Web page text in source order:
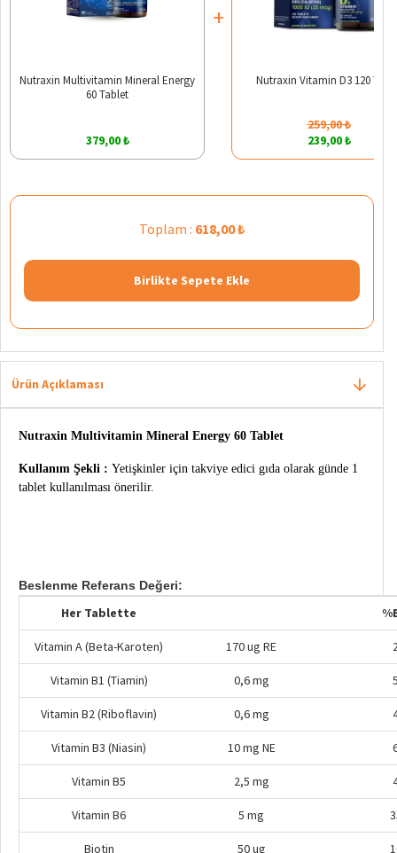
Nutraxin Multivitamin Mineral Energy
60 Tablet
379,00 ₺
+
Nutraxin Vitamin D3 120
259,00 ₺
239,00 ₺
Toplam : 618,00 ₺
Birlikte Sepete Ekle
Ürün Açıklaması
Nutraxin Multivitamin Mineral Energy 60 Tablet
Kullanım Şekli : Yetişkinler için takviye edici gıda olarak günde 1
tablet kullanılması önerilir.
Beslenme Referans Değeri:
Her Tablette
Vitamin A (Beta-Karoten) 170 ug RE
Vitamin B1 (Tiamin) 0,6 mg
Vitamin B2 (Riboflavin) 0,6 mg
Vitamin B3 (Niasin) 10 mg NE
Vitamin B5 2,5 mg
Vitamin B6 5 mg
Biotin 50 ug